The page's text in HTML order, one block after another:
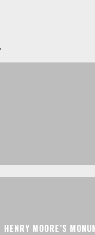
HENRY MOORE’S